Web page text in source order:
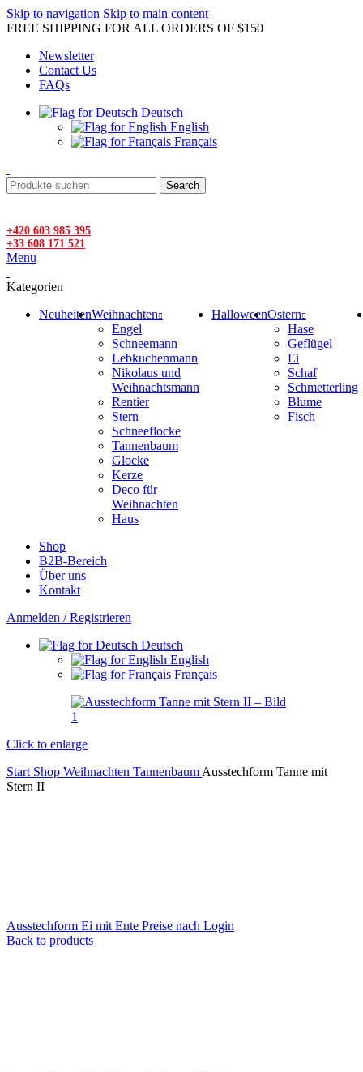
Skip to navigation Skip to main content
FREE SHIPPING FOR ALL ORDERS OF $150
Newsletter
Contact Us
FAQs
Deutsch
English
Français
Search
+420 603 985 395
+33 608 171 521
Menu
Kategorien
NeuheitenWeihnachten
Engel
Schneemann
Lebkuchenmann
Nikolaus und
Weihnachtsmann
Rentier
Stern
Schneeflocke
Tannenbaum
Glocke
Kerze
Deco für
Weihnachten
Haus
HalloweenOstern
Hase
Geflügel
Ei
Schaf
Schmetterling
Blume
Fisch
Shop
B2B-Bereich
Über uns
Kontakt
Anmelden / Registrieren
Deutsch
English
Français
Click to enlarge
Start Shop Weihnachten Tannenbaum Ausstechform Tanne mit
Stern II
Ausstechform Ei mit Ente Preise nach Login
Back to products